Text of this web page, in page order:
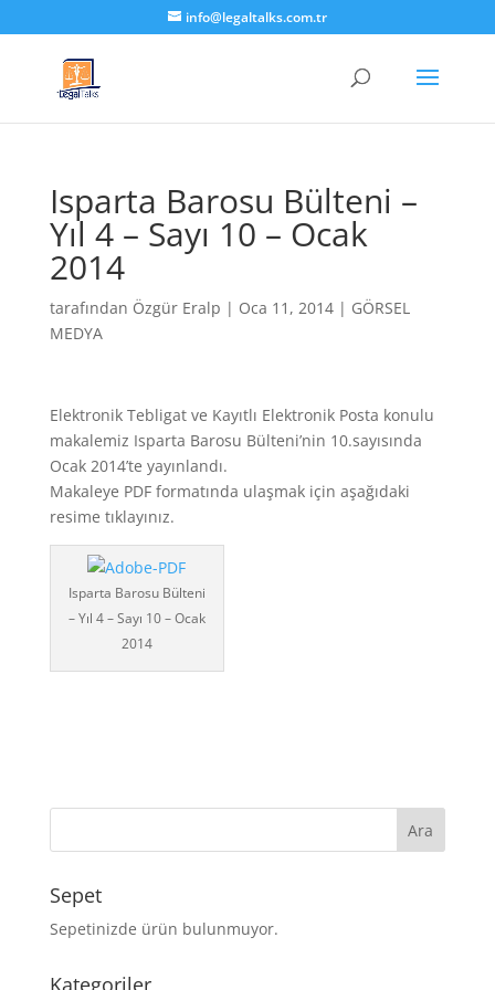
info@legaltalks.com.tr
Isparta Barosu Bülteni –
Yıl 4 – Sayı 10 – Ocak
2014
tarafından Özgür Eralp | Oca 11, 2014| GÖRSEL
MEDYA
Elektronik Tebligat ve Kayıtlı Elektronik Posta konulu
makalemiz Isparta Barosu Bülteni’nin 10.sayısında
Ocak 2014’te yayınlandı.
Makaleye PDF formatında ulaşmak için aşağıdaki
resime tıklayınız.
Isparta Barosu Bülteni
– Yıl 4 – Sayı 10 – Ocak
2014
Sepet
Sepetinizde ürün bulunmuyor.
Kategoriler